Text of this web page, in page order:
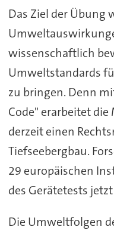
Das Ziel der Übung
wissenschaftlich
Umweltstandards
zu bringen. Denn
Code" erarbeitet
derzeit einen
Tiefseebergbau.
29 europäischen
des Gerätetests
Die Umweltfolgen